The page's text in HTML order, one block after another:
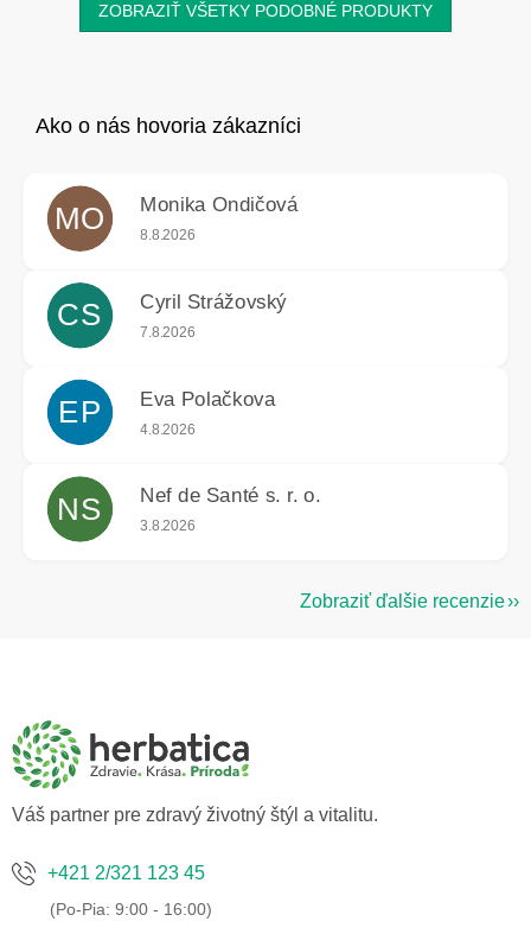
ZOBRAZIŤ VŠETKY PODOBNÉ PRODUKTY
MO Monika Ondičová
Hodnotenie obchodu je 5 z 5 hviezdičiek.
8.8.2026
CS Cyril Strážovský
Hodnotenie obchodu je 5 z 5 hviezdičiek.
7.8.2026
EP Eva Polačkova
Hodnotenie obchodu je 5 z 5 hviezdičiek.
4.8.2026
NS Nef de Santé s. r. o.
Hodnotenie obchodu je 5 z 5 hviezdičiek.
3.8.2026
Zobraziť ďalšie recenzie
Váš partner pre zdravý životný štýl a vitalitu.
+421 2/321 123 45